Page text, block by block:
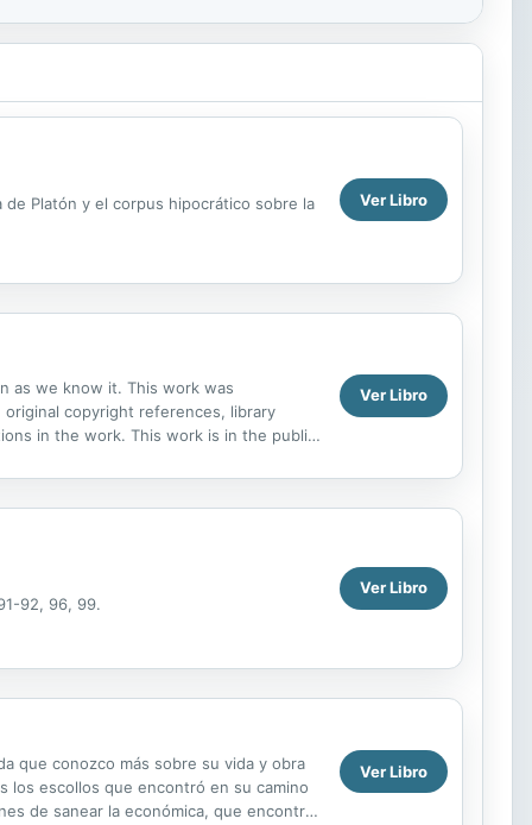
Platón y el corpus hipocrático sobre la Ver Libro
as we know it. This work was
copyright references, library
in the work. This work is in the public
Ver Libro
92, 96, 99.
Ver Libro
que conozco más sobre su vida y obra
los escollos que encontró en su camino
de sanear la económica, que encontró
Ver Libro